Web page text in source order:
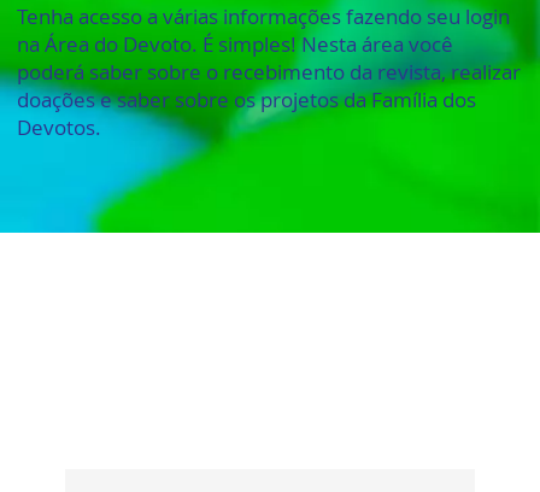
Tenha acesso a várias informações fazendo seu login
na Área do Devoto. É simples! Nesta área você
poderá saber sobre o recebimento da revista, realizar
doações e saber sobre os projetos da Família dos
Devotos.